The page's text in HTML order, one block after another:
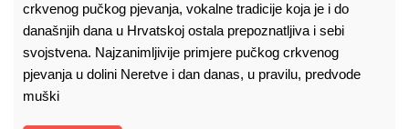
crkvenog pučkog pjevanja, vokalne tradicije koja je i do
današnjih dana u Hrvatskoj ostala prepoznatljiva i sebi
svojstvena. Najzanimljivije primjere pučkog crkvenog
pjevanja u dolini Neretve i dan danas, u pravilu, predvode
muški